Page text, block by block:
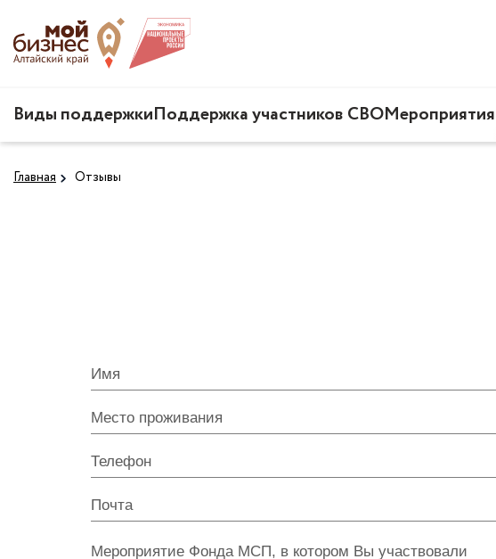
Виды поддержкиПоддержка участников СВОМероприятия
Главная Отзывы